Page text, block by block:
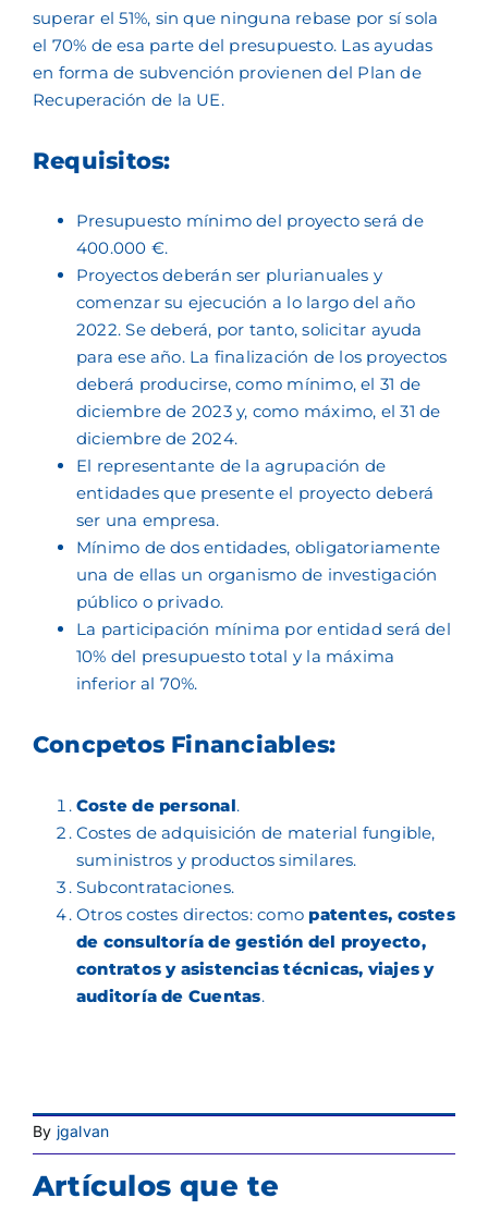
superar el 51%, sin que ninguna rebase por sí sola
el 70% de esa parte del presupuesto. Las ayudas
en forma de subvención provienen del Plan de
Recuperación de la UE.
Requisitos:
Presupuesto mínimo del proyecto será de
400.000 €.
Proyectos deberán ser plurianuales y
comenzar su ejecución a lo largo del año
2022. Se deberá, por tanto, solicitar ayuda
para ese año. La finalización de los proyectos
deberá producirse, como mínimo, el 31 de
diciembre de 2023 y, como máximo, el 31 de
diciembre de 2024.
El representante de la agrupación de
entidades que presente el proyecto deberá
ser una empresa.
Mínimo de dos entidades, obligatoriamente
una de ellas un organismo de investigación
público o privado.
La participación mínima por entidad será del
10% del presupuesto total y la máxima
inferior al 70%.
Concpetos Financiables:
Coste de personal.
Costes de adquisición de material fungible,
suministros y productos similares.
Subcontrataciones.
Otros costes directos: como patentes, costes
de consultoría de gestión del proyecto,
contratos y asistencias técnicas, viajes y
auditoría de Cuentas.
By jgalvan
Artículos que te